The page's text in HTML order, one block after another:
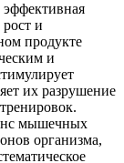
и
продукте
и
их разрушение
мышечных
организма,